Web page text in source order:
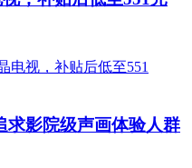
求影院级声画体验人群